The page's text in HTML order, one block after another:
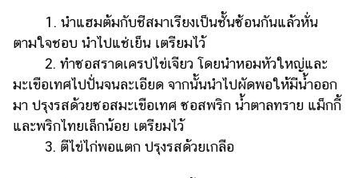
1. นำแฮมต้มกับชีสมาเรียงเป็นชั้นซ้อนกันแล้วหั่น
ตามใจชอบ นำไปแช่เย็น เตรียมไว้
2. ทำซอสราดเครปไข่เจียว โดยนำหอมหัวใหญ่และ
มะเขือเทศไปปั่นจนละเอียด จากนั้นนำไปผัดพอให้มีน้ำออก
มา ปรุงรสด้วยซอสมะเขือเทศ ซอสพริก น้ำตาลทราย แม็กกี้
และพริกไทยเล็กน้อย เตรียมไว้
3. ตีไข่ไก่พอแตก ปรุงรสด้วยเกลือ